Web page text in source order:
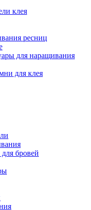
клея
ресниц
для наращивания
для клея
бровей